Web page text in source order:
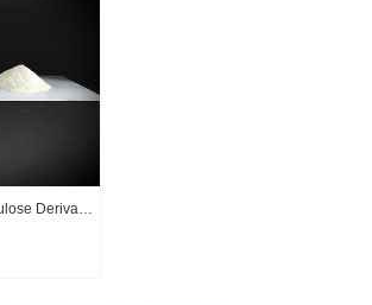
Modified Methyl Cellulose Derivatives - Modified Grade HPMC ＆ MHEC